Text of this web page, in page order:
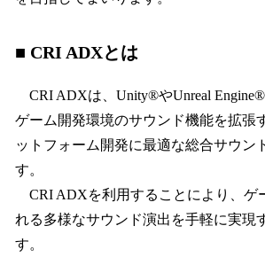
■ CRI ADXとは
CRI ADXは、Unity®やUnreal
ゲーム開発環境のサウンド機能を拡張
ットフォーム開発に最適な総合サウン
す。
CRI ADXを利用することにより、ゲ
れる多様なサウンド演出を手軽に実現
す。